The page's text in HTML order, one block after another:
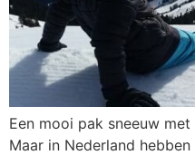
Een mooi pak sneeuw
Maar in Nederland